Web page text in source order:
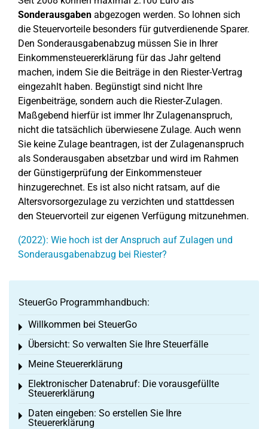
Sonderausgaben abgezogen werden. So lohnen sich
die Steuervorteile besonders für gutverdienende Sparer.
Den Sonderausgabenabzug müssen Sie in Ihrer
Einkommensteuererklärung für das Jahr geltend
machen, indem Sie die Beiträge in den Riester-Vertrag
eingezahlt haben. Begünstigt sind nicht Ihre
Eigenbeiträge, sondern auch die Riester-Zulagen.
Maßgebend hierfür ist immer Ihr Zulagenanspruch,
nicht die tatsächlich überwiesene Zulage. Auch wenn
Sie keine Zulage beantragen, ist der Zulagenanspruch
als Sonderausgaben absetzbar und wird im Rahmen
der Günstigerprüfung der Einkommensteuer
hinzugerechnet. Es ist also nicht ratsam, auf die
Altersvorsorgezulage zu verzichten und stattdessen
den Steuervorteil zur eigenen Verfügung mitzunehmen.
(2022): Wie hoch ist der Anspruch auf Zulagen und
Sonderausgabenabzug bei Riester?
SteuerGo Programmhandbuch:
Willkommen bei SteuerGo
Toggle menu
Übersicht: So verwalten Sie Ihre Steuerfälle
Toggle menu
Meine Steuererklärung
Toggle menu
Elektronischer Datenabruf: Die vorausgefüllte
Steuererklärung
Toggle menu
Daten eingeben: So erstellen Sie Ihre
Steuererklärung
Toggle menu